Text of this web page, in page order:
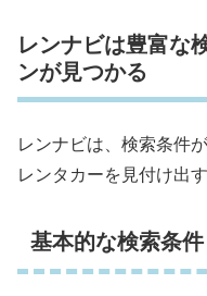
レンナビは豊富な
ンが見つかる
レンナビは、検索条件
レンタカーを見付け出
基本的な検索条件